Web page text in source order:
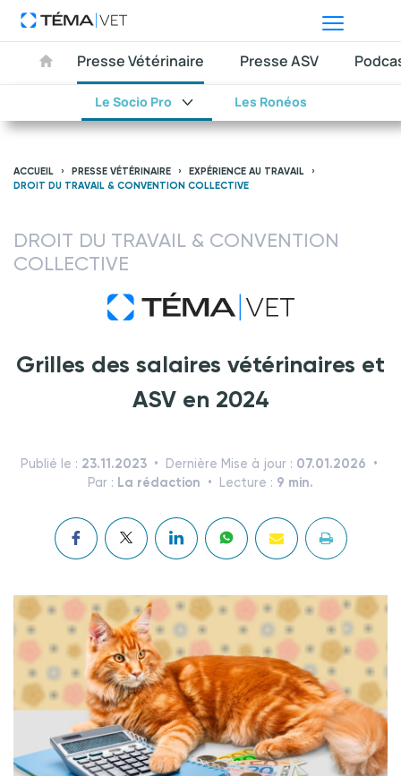
Presse Vétérinaire
Le Socio Pro Les Ronéos
Presse ASV
ACCUEIL PRESSE VÉTÉRINAIRE
EXPÉRIENCE AU TRAVAIL
DROIT DU TRAVAIL & CONVENTION COLLECTIVE
DROIT DU TRAVAIL & CONVENTION
COLLECTIVE
Grilles des salaires vétérinaires et
ASV en 2024
Publié le : 23.11.2023 Dernière Mise à jour : 07.01.2026
Par : La rédaction Lecture : 9 min.